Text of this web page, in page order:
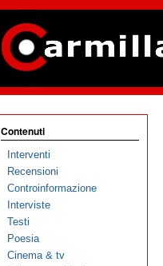
Contenuti
Interventi
Recensioni
Controinformazione
Interviste
Testi
Poesia
Cinema & tv